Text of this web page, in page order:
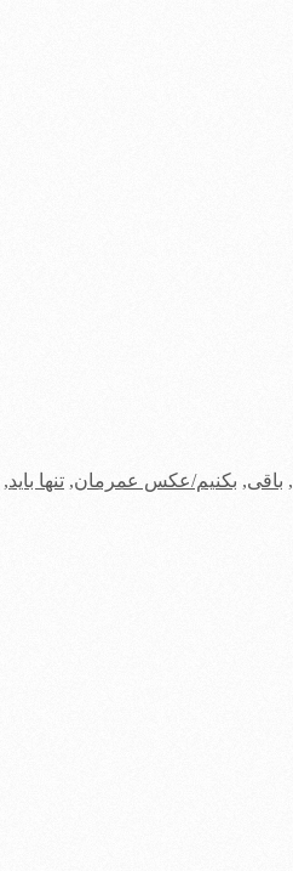
, باقی, بکنیم/عکس عمرمان, تنها باید,